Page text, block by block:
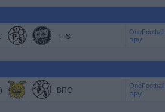
TPS
OneFootball
PPV
ВПС
OneFootball
PPV